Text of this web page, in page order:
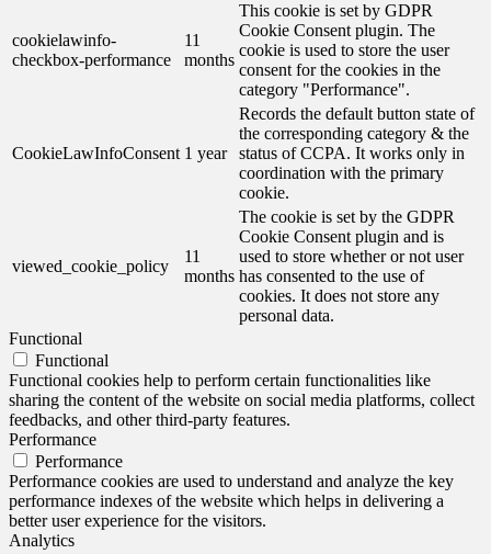
cookielawinfo-
checkbox-performance
11
months
This cookie is set by GDPR
Cookie Consent plugin. The
cookie is used to store the user
consent for the cookies in the
category "Performance".
CookieLawInfoConsent 1 year
Records the default button state of
the corresponding category & the
status of CCPA. It works only in
coordination with the primary
cookie.
viewed_cookie_policy
11
months
The cookie is set by the GDPR
Cookie Consent plugin and is
used to store whether or not user
has consented to the use of
cookies. It does not store any
personal data.
Functional
Functional
Functional cookies help to perform certain functionalities like
sharing the content of the website on social media platforms, collect
feedbacks, and other third-party features.
Performance
Performance
Performance cookies are used to understand and analyze the key
performance indexes of the website which helps in delivering a
better user experience for the visitors.
Analytics